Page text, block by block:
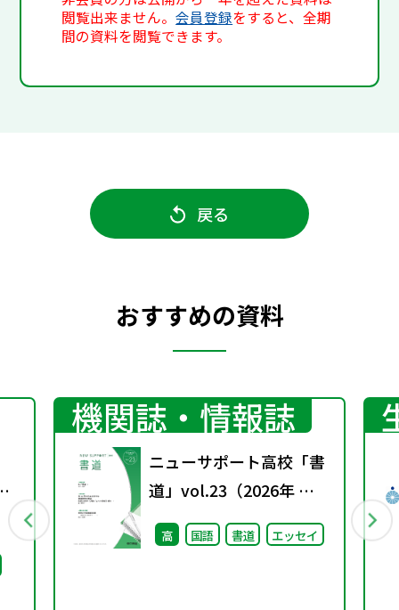
閲覧出来ません。会員登録をすると、全期
間の資料を閲覧できます。
戻る
おすすめの資料
機関誌・情報誌
ニューサポート高校「書
道」vol.23（2026年 春
号）
高 国語 書道 エッセイ